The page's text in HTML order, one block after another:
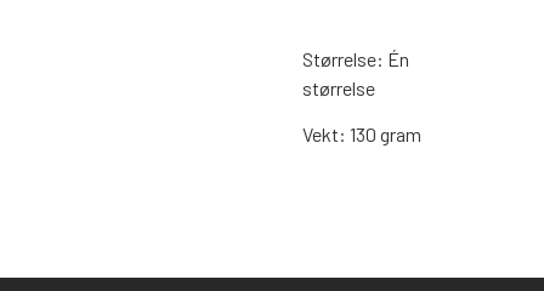
Størrelse: Én
størrelse
Vekt: 130 gram